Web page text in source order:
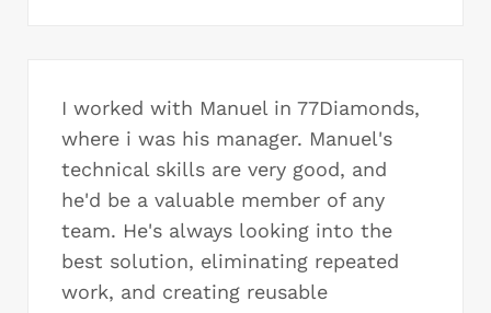
I worked with Manuel in 77Diamonds,
where i was his manager. Manuel's
technical skills are very good, and
he'd be a valuable member of any
team. He's always looking into the
best solution, eliminating repeated
work, and creating reusable